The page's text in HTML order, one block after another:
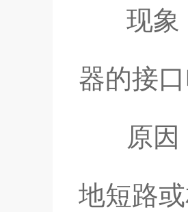
现象：
器的接
原因：
地短路